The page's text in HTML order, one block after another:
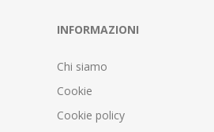
INFORMAZIONI
Chi siamo
Cookie
Cookie policy